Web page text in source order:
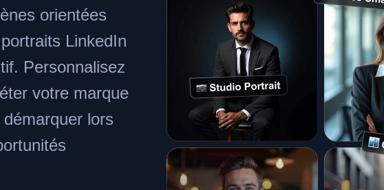
orientées
LinkedIn
Personnalisez
votre marque
lors